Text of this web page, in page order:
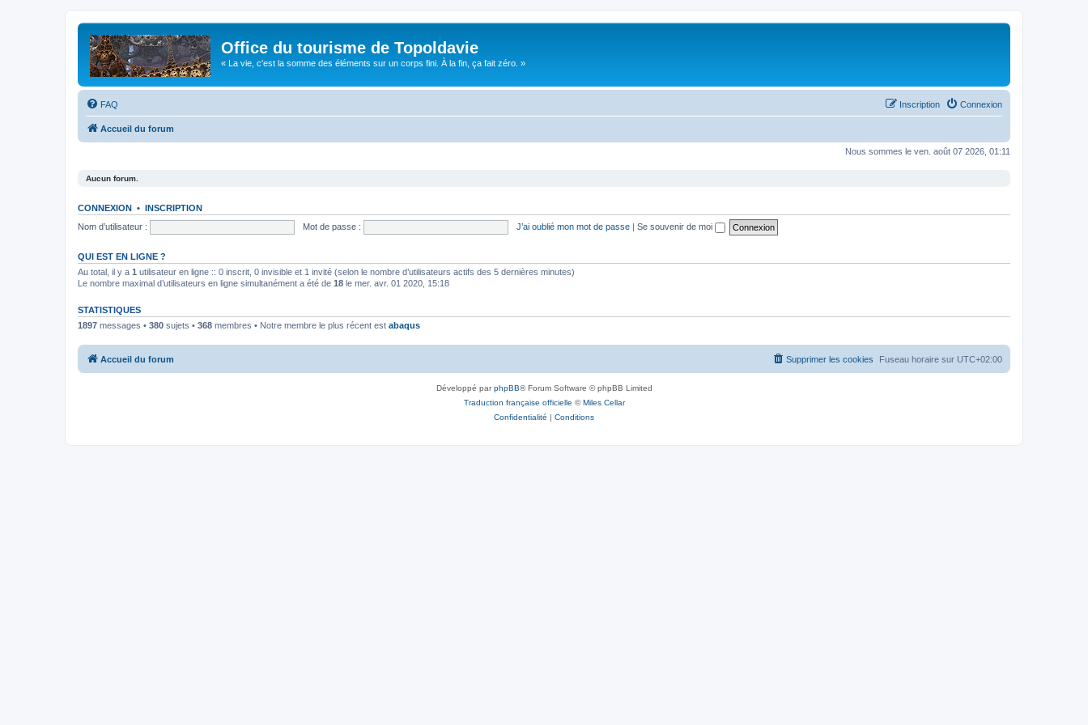
Office du tourisme de Topoldavie
« La vie, c'est la somme des éléments sur un corps fini. À la fin, ça fait zéro. »
FAQ Connexion
Inscription
Accueil du forum
Nous sommes le ven. août 07 2026, 01:11
Aucun forum.
CONNEXION • INSCRIPTION
Nom d’utilisateur :
Mot de passe : J’ai oublié mon mot de passe | Se souvenir de moi
QUI EST EN LIGNE ?
Au total, il y a 1 utilisateur en ligne :: 0 inscrit, 0 invisible et 1 invité (selon le nombre d’utilisateurs actifs des 5 dernières minutes)
Le nombre maximal d’utilisateurs en ligne simultanément a été de 18 le mer. avr. 01 2020, 15:18
STATISTIQUES
1897 messages • 380 sujets • 368 membres • Notre membre le plus récent est abaqus
Accueil du forum Fuseau horaire sur UTC+02:00
Supprimer les cookies
Développé parphpBB® Forum Software © phpBB Limited
Traduction française officielle ©Miles Cellar
Confidentialité | Conditions